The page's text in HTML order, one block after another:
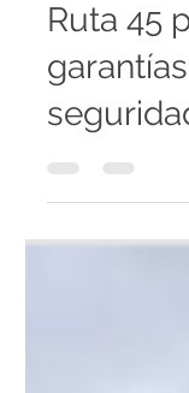
la
Ruta 45